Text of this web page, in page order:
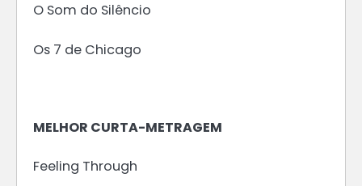
O Som do Silêncio
Os 7 de Chicago
MELHOR CURTA-METRAGEM
Feeling Through